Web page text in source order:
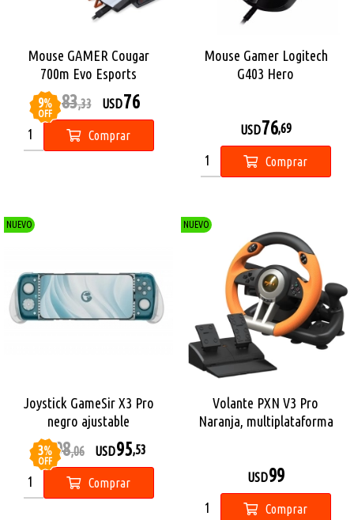
Mouse GAMER Cougar
700m Evo Esports
9%
OFF
USD83,33 USD76
Comprar
Mouse Gamer Logitech
G403 Hero
USD76,69
Comprar
NUEVO
Joystick GameSir X3 Pro
negro ajustable
3%
OFF
USD98,06 USD95,53
Comprar
NUEVO
Volante PXN V3 Pro
Naranja, multiplataforma
USD99
Comprar